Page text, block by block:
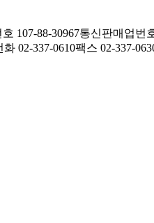
107-88-30967통신판매업번
02-337-0610팩스 02-337-